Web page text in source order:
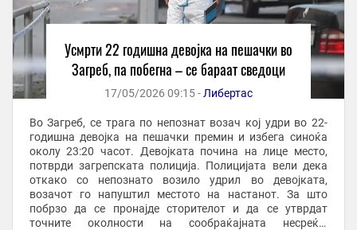
Усмрти 22 годишна девојка на пешачки во
Загреб, па побегна – се бараат сведоци
17/05/2026 09:15 - Либертас
Во Загреб, се трага по непознат возач кој удри во 22-
годишна девојка на пешачки премин и избега синоќа
околу 23:20 часот. Девојката почина на лице место,
потврди загрепската полиција. Полицијата вели дека
откако со непознато возило удрил во девојката,
возачот го напуштил местото на настанот. За што
побрзо да се пронајде сторителот и да се утврдат
точните околности на сообраќајната несреќа,